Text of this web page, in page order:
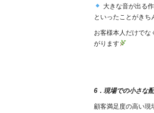
大きな音が出る
といったことがきち
お客様本人だけでな
がります
6．現場での小さな
顧客満足度の高い現